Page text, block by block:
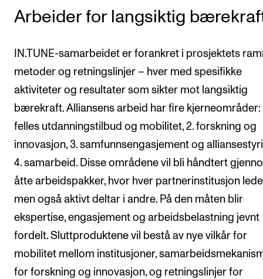
Arbeider for langsiktig
IN.TUNE-samarbeidet er forankret i prosjektets
metoder og retningslinjer – hver med spesifikke
aktiviteter og resultater som sikter mot langsiktig
bærekraft. Alliansens arbeid har fire kjerneområder:
felles utdanningstilbud og mobilitet, 2. forskning og
innovasjon, 3. samfunnsengasjement og
4. samarbeid. Disse områdene vil bli håndtert
åtte arbeidspakker, hvor hver partnerinstitusjon
men også aktivt deltar i andre. På den måten blir
ekspertise, engasjement og arbeidsbelastning jevnt
fordelt. Sluttproduktene vil bestå av nye vilkår for
mobilitet mellom institusjoner,
for forskning og innovasjon, og retningslinjer for